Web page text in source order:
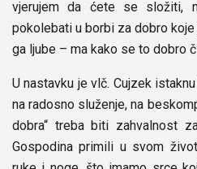
vjerujem da ćete se složiti,
pokolebati u borbi za dobro
ga ljube – ma kako se to dobro
U nastavku je vlč. Cujzek
na radosno služenje, na
dobra“ treba biti zahvalnost
Gospodina primili u svom